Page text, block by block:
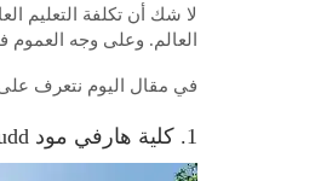
لا شك أن تكلفة التعليم
العالم. وعلى وجه العموم
في مقال اليوم نتعرف على
1. كلية هارفي مود Harvey Mudd – ولاية كاليفورنيا- الولايات المتحدة الأمريكية